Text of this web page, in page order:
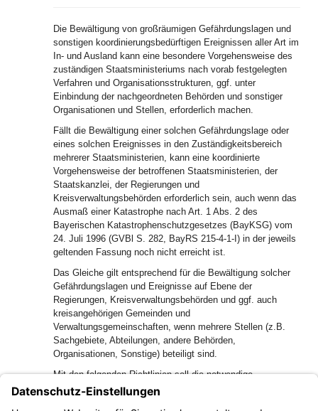
Die Bewältigung von großräumigen Gefährdungslagen und
sonstigen koordinierungsbedürftigen Ereignissen aller Art im
In- und Ausland kann eine besondere Vorgehensweise des
zuständigen Staatsministeriums nach vorab festgelegten
Verfahren und Organisationsstrukturen, ggf. unter
Einbindung der nachgeordneten Behörden und sonstiger
Organisationen und Stellen, erforderlich machen.
Fällt die Bewältigung einer solchen Gefährdungslage oder
eines solchen Ereignisses in den Zuständigkeitsbereich
mehrerer Staatsministerien, kann eine koordinierte
Vorgehensweise der betroffenen Staatsministerien, der
Staatskanzlei, der Regierungen und
Kreisverwaltungsbehörden erforderlich sein, auch wenn das
Ausmaß einer Katastrophe nach Art. 1 Abs. 2 des
Bayerischen Katastrophenschutzgesetzes (BayKSG) vom
24. Juli 1996 (GVBl S. 282, BayRS 215-4-1-I) in der jeweils
geltenden Fassung noch nicht erreicht ist.
Das Gleiche gilt entsprechend für die Bewältigung solcher
Gefährdungslagen und Ereignisse auf Ebene der
Regierungen, Kreisverwaltungsbehörden und ggf. auch
kreisangehörigen Gemeinden und
Verwaltungsgemeinschaften, wenn mehrere Stellen (z.B.
Sachgebiete, Abteilungen, andere Behörden,
Organisationen, Sonstige) beteiligt sind.
Mit den folgenden Richtlinien soll die notwendige
Organisationsstruktur zur Bewältigung derartiger Lagen in
allen Geschäftsbereichen sowie die Abstimmung der